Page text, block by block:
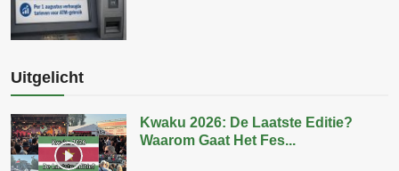
Uitgelicht
Kwaku 2026: De Laatste Editie?
Waarom Gaat Het Fes...